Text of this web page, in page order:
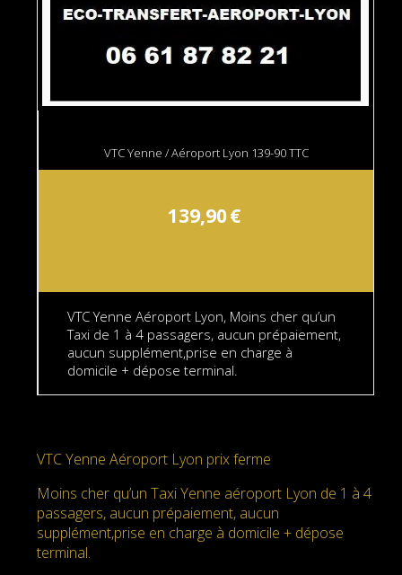
VTC Yenne / Aéroport Lyon 139-90 TTC
139,90€
VTC Yenne Aéroport Lyon, Moins cher qu’un
Taxi de 1 à 4 passagers, aucun prépaiement,
aucun supplément,prise en charge à
domicile + dépose terminal.
VTC Yenne Aéroport Lyon prix ferme
Moins cher qu’un Taxi Yenne aéroport Lyon de 1 à 4
passagers, aucun prépaiement, aucun
supplément,prise en charge à domicile + dépose
terminal.